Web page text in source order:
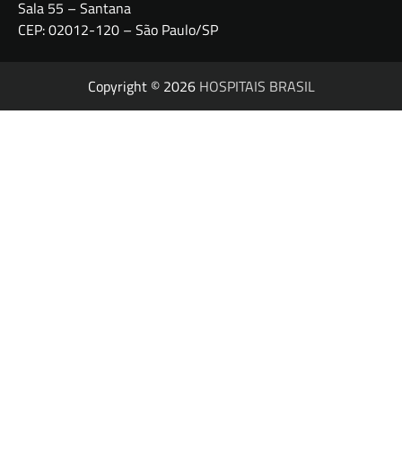
Sala 55 – Santana
CEP: 02012-120 – São Paulo/SP
Copyright © 2026 HOSPITAIS BRASIL